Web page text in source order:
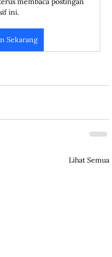
ini.
Sekarang
Lihat Semua